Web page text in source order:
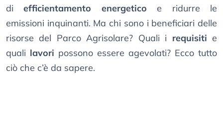
diefficientamento energetico e ridurre le
emissioni inquinanti. Ma chi sono i beneficiari delle
risorse del Parco Agrisolare? Quali i requisiti e
quali lavori possono essere agevolati? Ecco tutto
ciò che c’è da sapere.